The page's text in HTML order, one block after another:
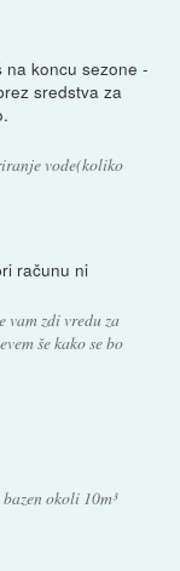
na koncu sezone -
sredstva za
vode(koliko
računu ni
vam zdi vredu za
še kako se bo
okoli 10m³